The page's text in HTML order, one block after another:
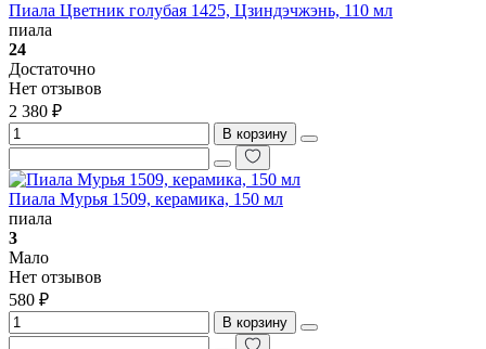
Пиала Цветник голубая 1425, Цзиндэчжэнь, 110 мл
пиала
24
Достаточно
Нет отзывов
2 380 ₽
В корзину
Пиала Мурья 1509, керамика, 150 мл
пиала
3
Мало
Нет отзывов
580 ₽
В корзину